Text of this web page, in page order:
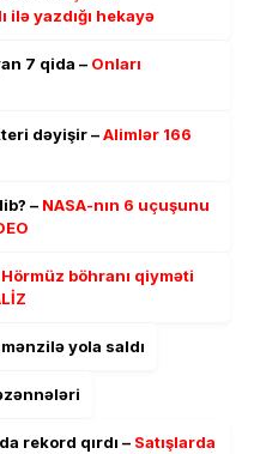
yazdığı hekayə
7 qida – Onları
dəyişir –Alimlər 166
– NASA-nın 6 uçuşunu
Hörmüz böhranı qiyməti
yola saldı
rekord qırdı – Satışlarda